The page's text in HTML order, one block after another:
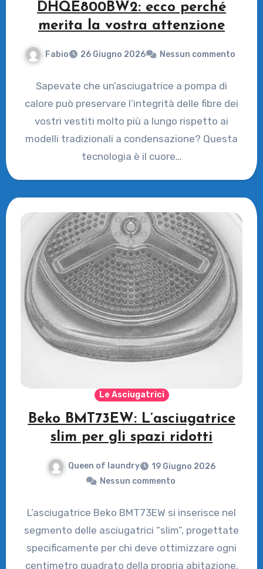
DHQE800BW2: ecco perché
merita la vostra attenzione
Fabio 26 Giugno 2026 Nessun commento
Sapevate che un’asciugatrice a pompa di
calore può preservare l’integrità delle fibre dei
vostri vestiti molto più a lungo rispetto ai
modelli tradizionali a condensazione? Questa
tecnologia è il cuore…
Le Asciugatrici
Beko BMT73EW: L’asciugatrice
slim per gli spazi ridotti
Queen of laundry
19 Giugno 2026
Nessun commento
L’asciugatrice Beko BMT73EW si inserisce nel
segmento delle asciugatrici “slim”, progettate
specificamente per chi deve ottimizzare ogni
centimetro quadrato della propria abitazione.